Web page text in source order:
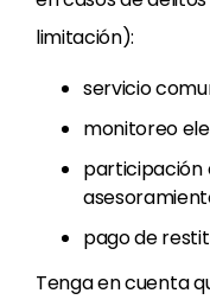
limitación):
servicio
monitoreo
participación
pago de
Tenga en cuenta